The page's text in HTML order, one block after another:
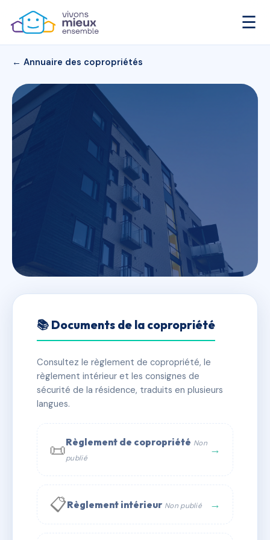
☰
← Annuaire des copropriétés
LES ASTURIES
✓ Immatriculée 🏠 44 lots 🏗 1 bâtiment(s)
📞 Contacter Syndic Digital
📚 Documents de la copropriété
Consultez le règlement de copropriété, le
règlement intérieur et les consignes de
sécurité de la résidence, traduits en plusieurs
langues.
📜Règlement de copropriété Non
publié
→
📋Règlement intérieur Non publié →